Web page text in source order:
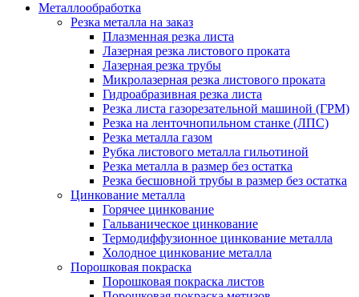
Металлообработка
Резка металла на заказ
Плазменная резка листа
Лазерная резка листового проката
Лазерная резка трубы
Микролазерная резка листового проката
Гидроабразивная резка листа
Резка листа газорезательной машиной (ГРМ)
Резка на ленточнопильном станке (ЛПС)
Резка металла газом
Рубка листового металла гильотиной
Резка металла в размер без остатка
Резка бесшовной трубы в размер без остатка
Цинкование металла
Горячее цинкование
Гальваническое цинкование
Термодиффузионное цинкование металла
Холодное цинкование металла
Порошковая покраска
Порошковая покраска листов